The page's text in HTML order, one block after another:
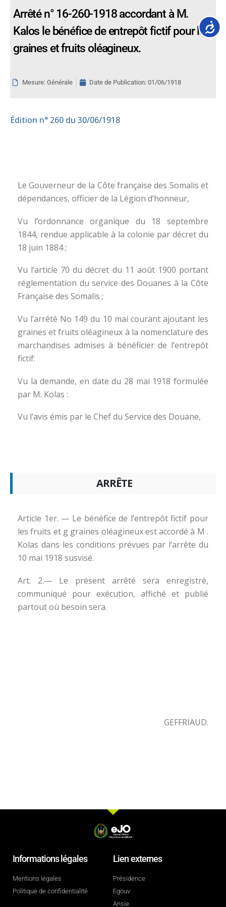
Arrêté n° 16-260-1918 accordant à M.
Kalos le bénéfice de entrepôt fictif pour les
graines et fruits oléagineux.
Mesure: Générale Date de Publication: 01/06/1918
Édition n° 260 du 30/06/1918
Le Gouverneur de la Côte française des Somalis et
dépendances, officier de la Légion d’honneur,
Vu l’ordonnance organique du 18 septembre
1844, rendue applicable à la colonie par décret du
18 juin 1884 ;
Vu l’article 70 du décret du 11 août 1900 portant
réglementation du service des Douanes à la Côte
Française des Somalis ;
Vu l’arrêté No 149 du 10 mai courant ajoutant les
graines et fruits oléagineux à la nomenclature des
marchandises admises à bénéficier de l’entrepôt
fictif:
Vu la demande, en date du 28 mai 1918 formulée
par M. Kolas :
Vu l’avis émis par le Chef du Service des Douane,
ARRÊTE
Article 1er. — Le bénéfice de l’entrepôt fictif pour
les fruits et g graines oléagineux est accordé à M .
Kolas dans les conditions prévues par l’arrête du
10 mai 1918 susvisé.
Art. 2.— Le présent arrêté sera enregistré,
communiqué pour exécution, affiché et publié
partout où besoin sera.
GEFFRIAUD.
Informations légales
Mentions légales
Politique de confidentialité
Lien externes
Présidence
Egouv
Ansie